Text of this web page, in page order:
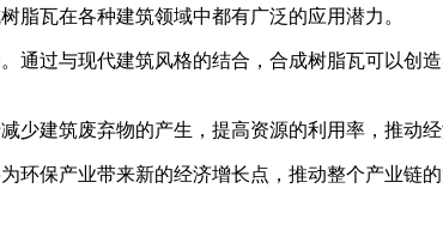
脂瓦在各种建筑领域中都有广泛的应用潜力。
通过与现代建筑风格的结合，合成树脂瓦可以创
建筑废弃物的产生，提高资源的利用率，推动经
保产业带来新的经济增长点，推动整个产业链的